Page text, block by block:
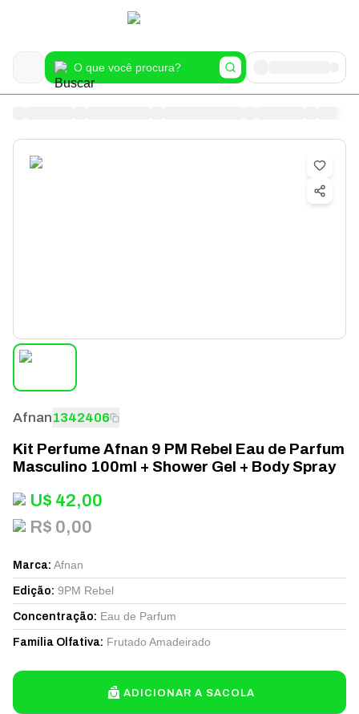
Afnan1342406
Kit Perfume Afnan 9 PM Rebel Eau de Parfum
Masculino 100ml + Shower Gel + Body Spray
U$ 42,00
R$ 0,00
Marca: Afnan
Edição: 9PM Rebel
Concentração: Eau de Parfum
Família Olfativa: Frutado Amadeirado
ADICIONAR A SACOLA